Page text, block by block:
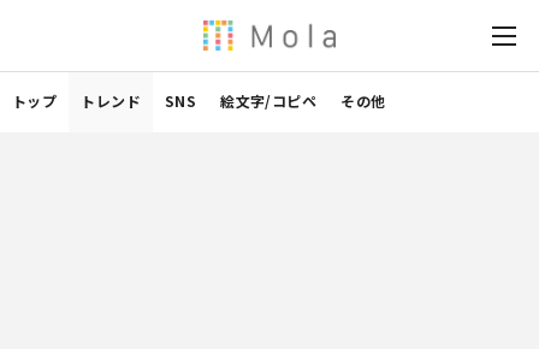
トップ トレンド SNS 絵文字/コピペ その他